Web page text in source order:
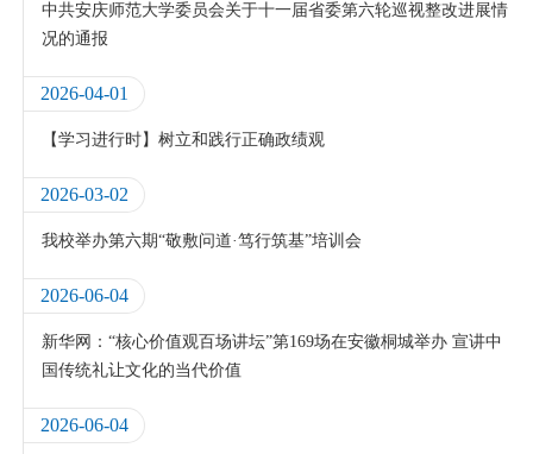
中共安庆师范大学委员会关于十一届省委第六轮巡视整改进展情
况的通报
2026-04-01
【学习进行时】树立和践行正确政绩观
2026-03-02
我校举办第六期“敬敷问道·笃行筑基”培训会
2026-06-04
新华网：“核心价值观百场讲坛”第169场在安徽桐城举办 宣讲中
国传统礼让文化的当代价值
2026-06-04